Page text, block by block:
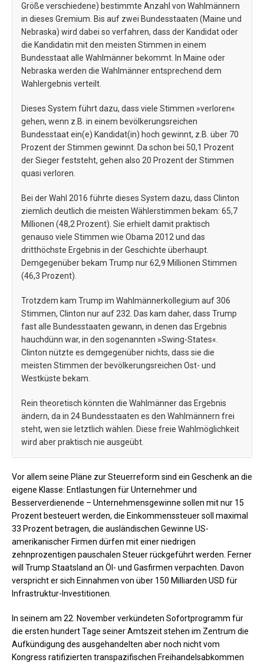
Größe verschiedene) bestimmte Anzahl von Wahlmännern
in dieses Gremium. Bis auf zwei Bundesstaaten (Maine und
Nebraska) wird dabei so verfahren, dass der Kandidat oder
die Kandidatin mit den meisten Stimmen in einem
Bundesstaat alle Wahlmänner bekommt. In Maine oder
Nebraska werden die Wahlmänner entsprechend dem
Wahlergebnis verteilt.
Dieses System führt dazu, dass viele Stimmen »verloren«
gehen, wenn z.B. in einem bevölkerungsreichen
Bundesstaat ein(e) Kandidat(in) hoch gewinnt, z.B. über 70
Prozent der Stimmen gewinnt. Da schon bei 50,1 Prozent
der Sieger feststeht, gehen also 20 Prozent der Stimmen
quasi verloren.
Bei der Wahl 2016 führte dieses System dazu, dass Clinton
ziemlich deutlich die meisten Wählerstimmen bekam: 65,7
Millionen (48,2 Prozent). Sie erhielt damit praktisch
genauso viele Stimmen wie Obama 2012 und das
dritthöchste Ergebnis in der Geschichte überhaupt.
Demgegenüber bekam Trump nur 62,9 Millionen Stimmen
(46,3 Prozent).
Trotzdem kam Trump im Wahlmännerkollegium auf 306
Stimmen, Clinton nur auf 232. Das kam daher, dass Trump
fast alle Bundesstaaten gewann, in denen das Ergebnis
hauchdünn war, in den sogenannten »Swing-States«.
Clinton nützte es demgegenüber nichts, dass sie die
meisten Stimmen der bevölkerungsreichen Ost- und
Westküste bekam.
Rein theoretisch könnten die Wahlmänner das Ergebnis
ändern, da in 24 Bundesstaaten es den Wahlmännern frei
steht, wen sie letztlich wählen. Diese freie Wahlmöglichkeit
wird aber praktisch nie ausgeübt.
Vor allem seine Pläne zur Steuerreform sind ein Geschenk an die
eigene Klasse: Entlastungen für Unternehmer und
Besserverdienende – Unternehmensgewinne sollen mit nur 15
Prozent besteuert werden, die Einkommenssteuer soll maximal
33 Prozent betragen, die ausländischen Gewinne US-
amerikanischer Firmen dürfen mit einer niedrigen
zehnprozentigen pauschalen Steuer rückgeführt werden. Ferner
will Trump Staatsland an Öl- und Gasfirmen verpachten. Davon
verspricht er sich Einnahmen von über 150 Milliarden USD für
Infrastruktur-Investitionen.
In seinem am 22. November verkündeten Sofortprogramm für
die ersten hundert Tage seiner Amtszeit stehen im Zentrum die
Aufkündigung des ausgehandelten aber noch nicht vom
Kongress ratifizierten transpazifischen Freihandelsabkommen